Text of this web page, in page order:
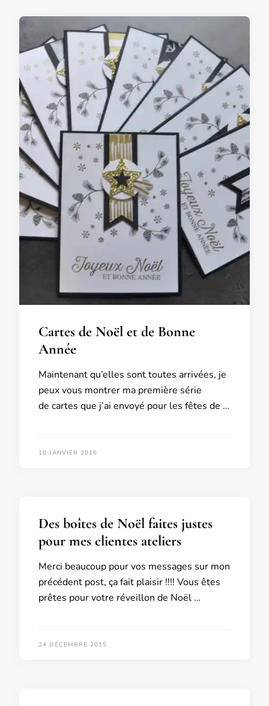
Cartes de Noël et de Bonne
Année
Maintenant qu’elles sont toutes arrivées, je
peux vous montrer ma première série
de cartes que j’ai envoyé pour les fêtes de …
10 JANVIER 2016
Des boîtes de Noël faites justes
pour mes clientes ateliers
Merci beaucoup pour vos messages sur mon
précédent post, ça fait plaisir !!!! Vous êtes
prêtes pour votre réveillon de Noël …
24 DÉCEMBRE 2015